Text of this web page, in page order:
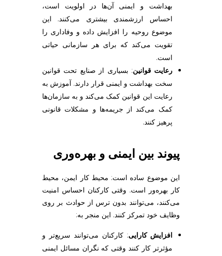
بهداشت و ایمنی آن‌ها در اولویت است،
احساس ارزشمندی بیشتری می‌کنند. این
موضوع روحیه را افزایش داده و وفاداری را
تقویت می‌کند که برای هر سازمانی حیاتی
است.
رعایت قوانین: بسیاری از صنایع تحت قوانین
سخت بهداشت و ایمنی قرار دارند. آموزش به
رعایت این قوانین کمک می‌کند و به سازمان‌ها
کمک می‌کند از جریمه‌ها و مشکلات قانونی
پرهیز کنند.
پیوند بین ایمنی و بهره‌وری
این موضوع ساده است: محیط کار ایمن، محیط
کار بهره‌ور است. وقتی کارکنان احساس امنیت
می‌کنند، می‌توانند بدون ترس از حوادث بر روی
وظایف خود تمرکز کنند. این منجر به:
افزایش کارایی: کارکنان می‌توانند سریع‌تر و
مؤثرتر کار کنند وقتی که نگران مسائل ایمنی